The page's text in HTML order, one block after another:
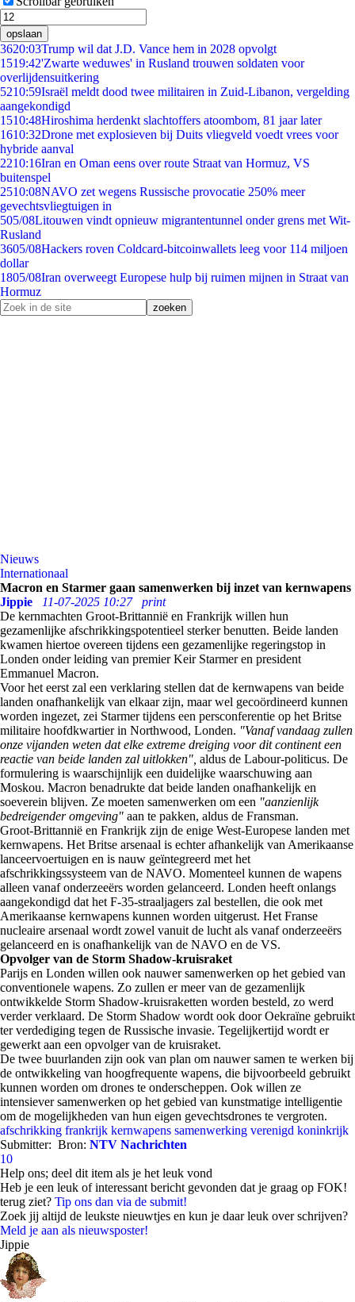
opslaan
3620:03Trump wil dat J.D. Vance hem in 2028 opvolgt
1519:42'Zwarte weduwes' in Rusland trouwen soldaten voor
overlijdensuitkering
5210:59Israël meldt dood twee militairen in Zuid-Libanon, vergelding
aangekondigd
1510:48Hiroshima herdenkt slachtoffers atoombom, 81 jaar later
1610:32Drone met explosieven bij Duits vliegveld voedt vrees voor
hybride aanval
2210:16Iran en Oman eens over route Straat van Hormuz, VS
buitenspel
2510:08NAVO zet wegens Russische provocatie 250% meer
gevechtsvliegtuigen in
505/08Litouwen vindt opnieuw migrantentunnel onder grens met Wit-
Rusland
3605/08Hackers roven Coldcard-bitcoinwallets leeg voor 114 miljoen
dollar
1805/08Iran overweegt Europese hulp bij ruimen mijnen in Straat van
Hormuz
Nieuws
Internationaal
Macron en Starmer gaan samenwerken bij inzet van kernwapens
Jippie
11-07-2025 10:27
print
De kernmachten Groot-Brittannië en Frankrijk willen hun
gezamenlijke afschrikkingspotentieel sterker benutten. Beide landen
kwamen hiertoe overeen tijdens een gezamenlijke regeringstop in
Londen onder leiding van premier Keir Starmer en president
Emmanuel Macron.
Voor het eerst zal een verklaring stellen dat de kernwapens van beide
landen onafhankelijk van elkaar zijn, maar wel gecoördineerd kunnen
worden ingezet, zei Starmer tijdens een persconferentie op het Britse
militaire hoofdkwartier in Northwood, Londen. "Vanaf vandaag zullen
onze vijanden weten dat elke extreme dreiging voor dit continent een
reactie van beide landen zal uitlokken", aldus de Labour-politicus. De
formulering is waarschijnlijk een duidelijke waarschuwing aan
Moskou. Macron benadrukte dat beide landen onafhankelijk en
soeverein blijven. Ze moeten samenwerken om een "aanzienlijk
bedreigender omgeving" aan te pakken, aldus de Fransman.
Groot-Brittannië en Frankrijk zijn de enige West-Europese landen met
kernwapens. Het Britse arsenaal is echter afhankelijk van Amerikaanse
lanceervoertuigen en is nauw geïntegreerd met het
afschrikkingssysteem van de NAVO. Momenteel kunnen de wapens
alleen vanaf onderzeeërs worden gelanceerd. Londen heeft onlangs
aangekondigd dat het F-35-straaljagers zal bestellen, die ook met
Amerikaanse kernwapens kunnen worden uitgerust. Het Franse
nucleaire arsenaal wordt zowel vanuit de lucht als vanaf onderzeeërs
gelanceerd en is onafhankelijk van de NAVO en de VS.
Opvolger van de Storm Shadow-kruisraket
Parijs en Londen willen ook nauwer samenwerken op het gebied van
conventionele wapens. Zo zullen er meer van de gezamenlijk
ontwikkelde Storm Shadow-kruisraketten worden besteld, zo werd
verder verklaard. De Storm Shadow wordt ook door Oekraïne gebruikt
ter verdediging tegen de Russische invasie. Tegelijkertijd wordt er
gewerkt aan een opvolger van de kruisraket.
De twee buurlanden zijn ook van plan om nauwer samen te werken bij
de ontwikkeling van hoogfrequente wapens, die bijvoorbeeld gebruikt
kunnen worden om drones te onderscheppen. Ook willen ze
intensiever samenwerken op het gebied van kunstmatige intelligentie
om de mogelijkheden van hun eigen gevechtsdrones te vergroten.
afschrikking frankrijk kernwapens samenwerking verenigd koninkrijk
Submitter: Bron: NTV Nachrichten
10
Help ons; deel dit item als je het leuk vond
Heb je een leuk of interessant bericht gevonden dat je graag op FOK!
terug ziet? Tip ons dan via de submit!
Zoek jij altijd de leukste nieuwtjes en kun je daar leuk over schrijven?
Meld je aan als nieuwsposter!
Jippie